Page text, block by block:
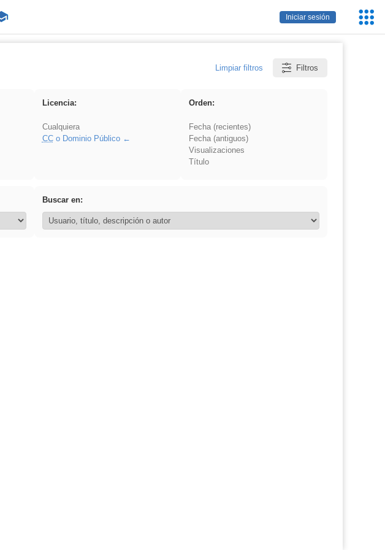
Iniciar sesión
Limpiar filtros Filtros
Licencia:
Cualquiera
CCo Dominio Público
Orden:
Fecha (recientes)
Fecha (antiguos)
Visualizaciones
Título
Buscar en: